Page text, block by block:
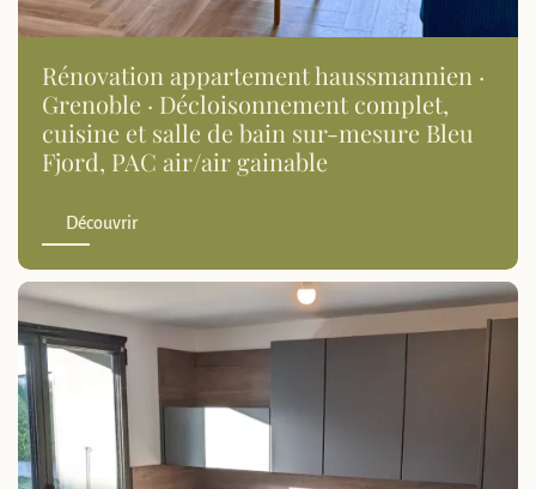
Rénovation appartement haussmannien ·
Grenoble · Décloisonnement complet,
cuisine et salle de bain sur-mesure Bleu
Fjord, PAC air/air gainable
Découvrir